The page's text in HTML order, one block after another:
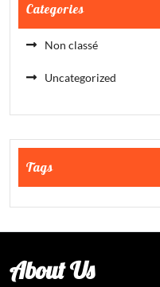
Categories
Non classé
Uncategorized
Tags
About Us